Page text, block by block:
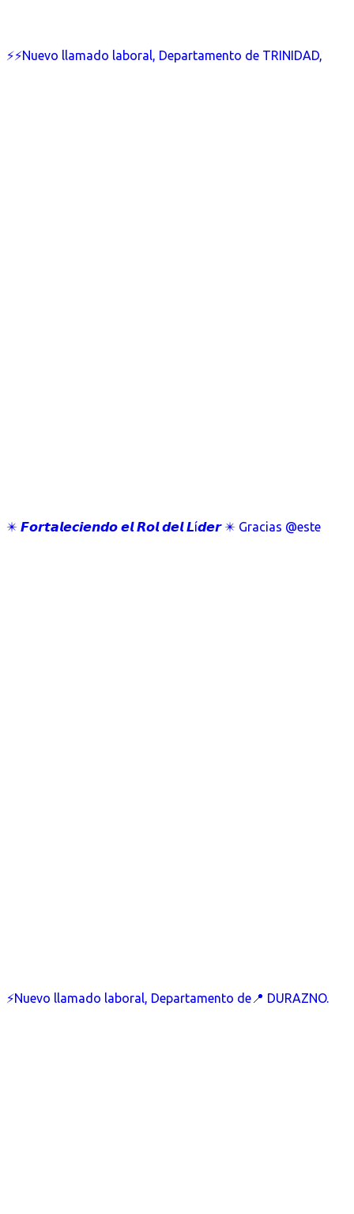
⚡⚡Nuevo llamado laboral, Departamento de TRINIDAD,
✴️ 𝙁𝙤𝙧𝙩𝙖𝙡𝙚𝙘𝙞𝙚𝙣𝙙𝙤 𝙚𝙡 𝙍𝙤𝙡 𝙙𝙚𝙡 𝙇í𝙙𝙚𝙧 ✴️ Gracias @este
⚡Nuevo llamado laboral, Departamento de📍 DURAZNO.